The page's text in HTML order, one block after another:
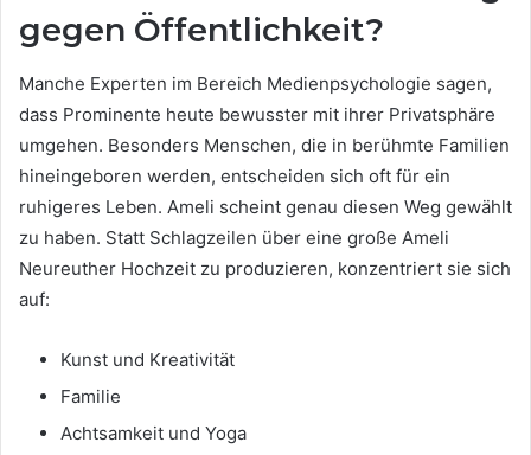
gegen Öffentlichkeit?
Manche Experten im Bereich Medienpsychologie sagen,
dass Prominente heute bewusster mit ihrer Privatsphäre
umgehen. Besonders Menschen, die in berühmte Familien
hineingeboren werden, entscheiden sich oft für ein
ruhigeres Leben. Ameli scheint genau diesen Weg gewählt
zu haben. Statt Schlagzeilen über eine große Ameli
Neureuther Hochzeit zu produzieren, konzentriert sie sich
auf:
Kunst und Kreativität
Familie
Achtsamkeit und Yoga